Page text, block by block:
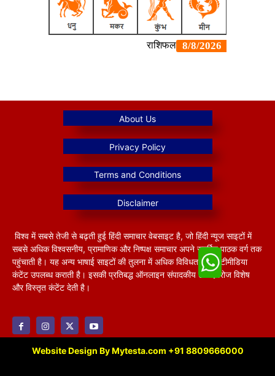
विश्व में सबसे तेजी से बढ़ती हुई हिंदी समाचार वेबसाइट है, जो हिंदी न्यूज साइटों में
सबसे अधिक विश्वसनीय, प्रामाणिक और निष्पक्ष समाचार अपने समर्पित पाठक वर्ग तक
पहुंचाती है। यह अन्य भाषाई साइटों की तुलना में अधिक विविधतापूर्ण मल्टीमीडिया
कंटेंट उपलब्ध कराती है। इसकी प्रतिबद्ध ऑनलाइन संपादकीय टीम हररोज विशेष
और विस्तृत कंटेंट देती है।
Website Design By Mytesta.com +91 8809666000